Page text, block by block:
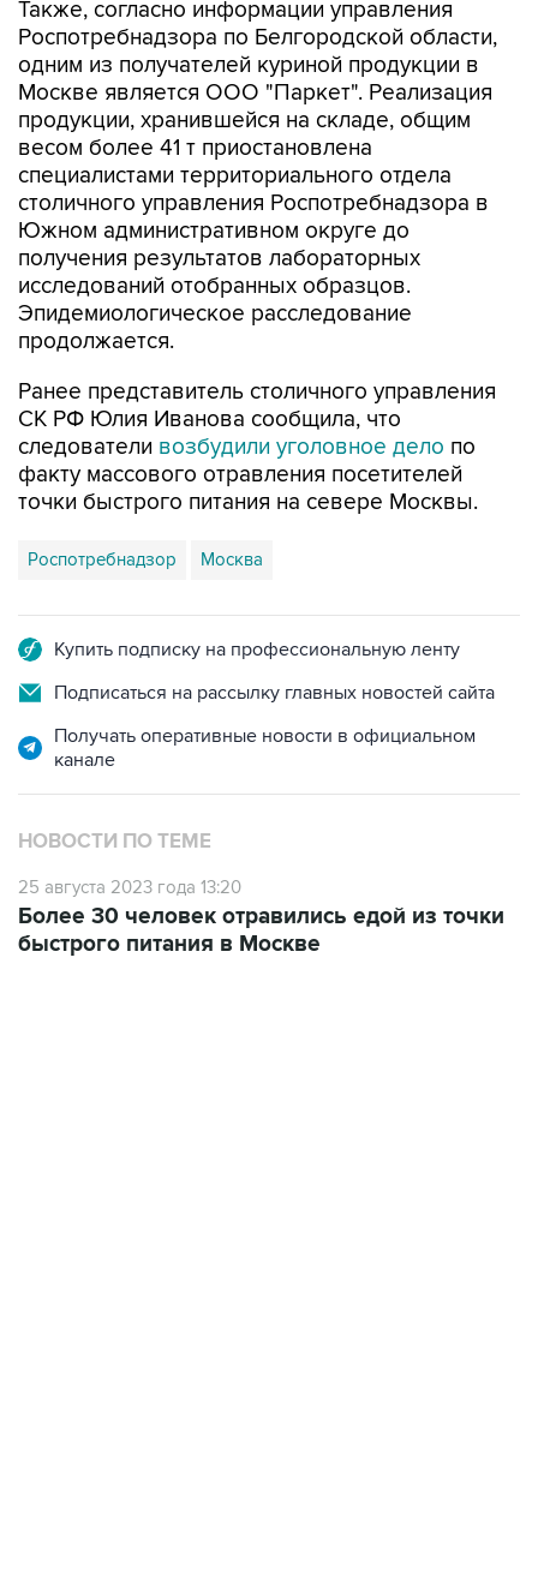
одним из получателей куриной продукции в
Москве является ООО "Паркет". Реализация
продукции, хранившейся на складе, общим
весом более 41 т приостановлена
специалистами территориального отдела
столичного управления Роспотребнадзора в
Южном административном округе до
получения результатов лабораторных
исследований отобранных образцов.
Эпидемиологическое расследование
продолжается.
Ранее представитель столичного управления
следователивозбудили уголовное делопо
факту массового отравления посетителей
точки быстрого питания на севере Москвы.
Роспотребнадзор Москва
Подписаться на рассылку главных новостей сайта
Получать оперативные новости в официальном
НОВОСТИ ПО ТЕМЕ
25 августа 2023 года 13:20
быстрого питания в Москве